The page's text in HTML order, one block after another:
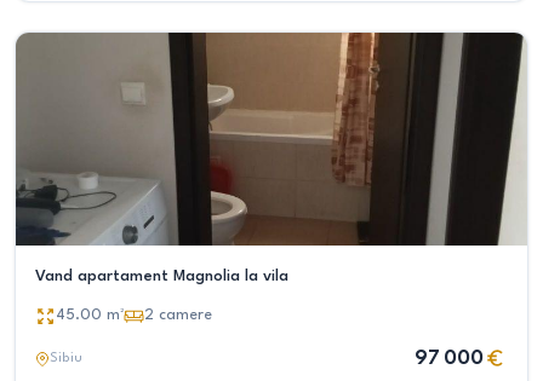
Vand apartament Magnolia la vila
45.00 m² 2 camere
Sibiu 97 000